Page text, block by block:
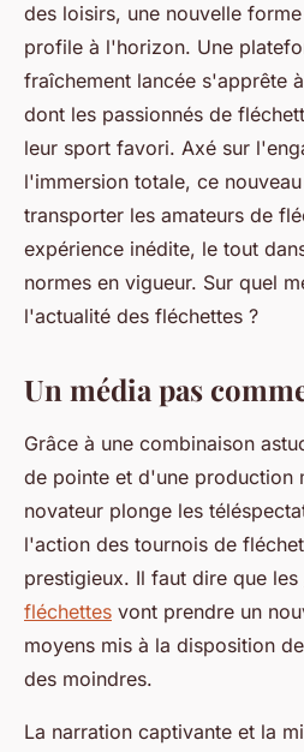
des loisirs, une nouvelle
profile à l'horizon. Une
fraîchement lancée s'apprête
dont les passionnés de
leur sport favori. Axé sur
l'immersion totale, ce
transporter les amateurs de
expérience inédite, le tout
normes en vigueur. Sur quel
l'actualité des fléchettes ?
Un média pas
Grâce à une combinaison
de pointe et d'une production
novateur plonge les
l'action des tournois de
prestigieux. Il faut dire que les
fléchettes vont prendre un
moyens mis à la disposition
des moindres.
La narration captivante et la